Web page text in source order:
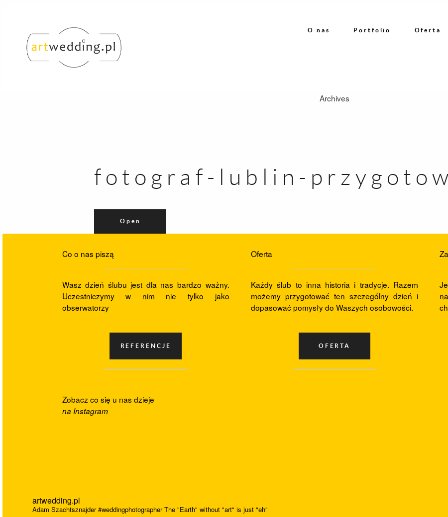
Referencje
O nas Portfolio Oferta
Archives
fotograf-lublin-
Open
Co o nas piszą
Wasz dzień ślubu jest dla nas bardzo ważny.
Uczestniczymy w nim nie tylko jako
obserwatorzy
Oferta
Każdy ślub to inna historia i tradycje. Razem
możemy przygotować ten szczególny dzień i
dopasować pomysły do Waszych osobowości.
Zobacz co się u nas dzieje
na Instagram
artwedding.pl
Adam Szachtsznajder#weddingphotographerThe "Earth" without "art" is just "eh"